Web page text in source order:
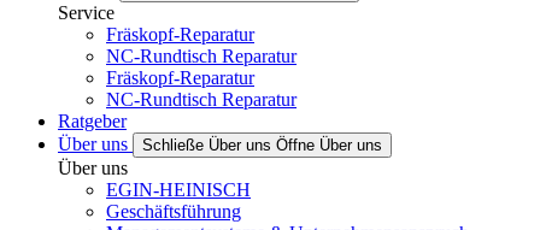
Service
Fräskopf-Reparatur
NC-Rundtisch Reparatur
Fräskopf-Reparatur
NC-Rundtisch Reparatur
Ratgeber
Über uns
Schließe Über uns Öffne Über uns
Über uns
EGIN-HEINISCH
Geschäftsführung